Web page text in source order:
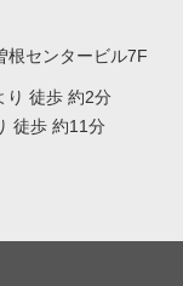
根センタービル7F
り 徒歩 約2分
徒歩 約11分